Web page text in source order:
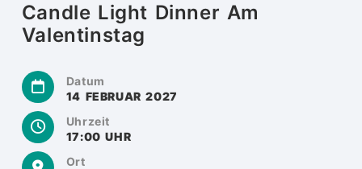
Candle Light Dinner Am
Valentinstag
Datum
14 FEBRUAR 2027
Uhrzeit
17:00 UHR
Ort